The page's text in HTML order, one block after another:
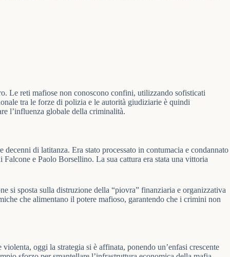
Le reti mafiose non conoscono confini, utilizzando sofisticati
tra le forze di polizia e le autorità giudiziarie è quindi
l’influenza globale della criminalità.
di latitanza. Era stato processato in contumacia e condannato
e Paolo Borsellino. La sua cattura era stata una vittoria
si sposta sulla distruzione della “piovra” finanziaria e organizzativa
che alimentano il potere mafioso, garantendo che i crimini non
oggi la strategia si è affinata, ponendo un’enfasi crescente